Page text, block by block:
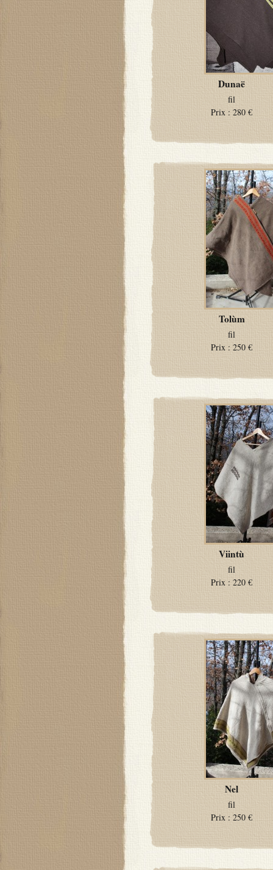
Dunaë
fil
Prix : 280 €
Tolùm
fil
Prix : 250 €
Viintù
fil
Prix : 220 €
Nel
fil
Prix : 250 €